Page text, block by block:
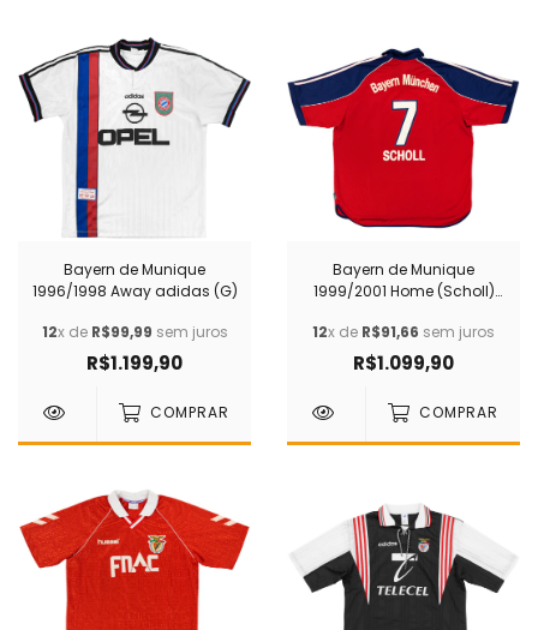
Bayern de Munique
1996/1998 Away adidas (G)
12x de R$99,99 sem juros
R$1.199,90
COMPRAR
Bayern de Munique
1999/2001 Home (Scholl)
12x de R$91,66 sem juros
R$1.099,90
COMPRAR